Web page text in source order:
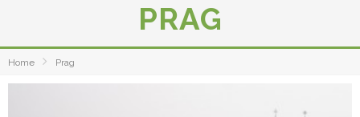
Ferien auf dem Land – 10 besondere Ferienhäuser in Frankreich und Italien
PRAG
Home Prag